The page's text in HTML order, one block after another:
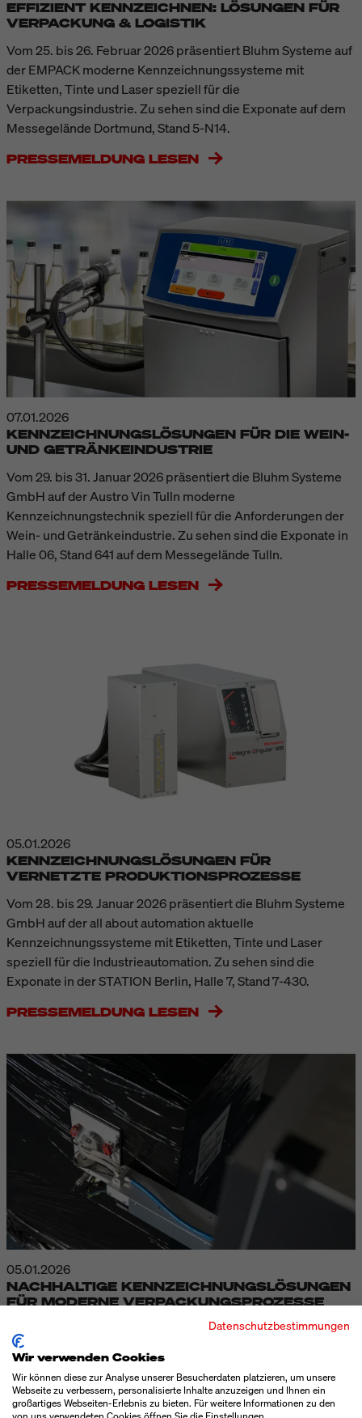
EFFIZIENT KENNZEICHNEN: LÖSUNGEN FÜR
VERPACKUNG & LOGISTIK
Vom 25. bis 26. Februar 2026 präsentiert Bluhm Systeme auf
der EMPACK moderne Kennzeichnungssysteme mit
Etiketten, Tinte und Laser speziell für die
Verpackungsindustrie. Zu sehen sind die Exponate auf dem
Messegelände Dortmund, Stand 5-N14.
PRESSEMELDUNG LESEN
07.01.2026
KENNZEICHNUNGSLÖSUNGEN FÜR DIE WEIN-
UND GETRÄNKEINDUSTRIE
Vom 29. bis 31. Januar 2026 präsentiert die Bluhm Systeme
GmbH auf der Austro Vin Tulln moderne
Kennzeichnungstechnik speziell für die Anforderungen der
Wein- und Getränkeindustrie. Zu sehen sind die Exponate in
Halle 06, Stand 641 auf dem Messegelände Tulln.
PRESSEMELDUNG LESEN
05.01.2026
KENNZEICHNUNGSLÖSUNGEN FÜR
VERNETZTE PRODUKTIONSPROZESSE
Vom 28. bis 29. Januar 2026 präsentiert die Bluhm Systeme
GmbH auf der all about automation aktuelle
Kennzeichnungssysteme mit Etiketten, Tinte und Laser
speziell für die Industrieautomation. Zu sehen sind die
Exponate in der STATION Berlin, Halle 7, Stand 7-430.
PRESSEMELDUNG LESEN
05.01.2026
NACHHALTIGE KENNZEICHNUNGSLÖSUNGEN
FÜR MODERNE VERPACKUNGSPROZESSE
Vom 28. bis 29. Januar 2026 präsentiert Bluhm Systeme auf
der EMPACK in Bern aktuelle Kennzeichnungssysteme mit
Leitthema „The future of packaging“, das Innovation und
Nachhaltigkeit in der Verpackungsbranche hervorhebt.
Datenschutzbestimmungen
Wir verwenden Cookies
Wir können diese zur Analyse unserer Besucherdaten platzieren, um unsere
Webseite zu verbessern, personalisierte Inhalte anzuzeigen und Ihnen ein
großartiges Webseiten-Erlebnis zu bieten. Für weitere Informationen zu den